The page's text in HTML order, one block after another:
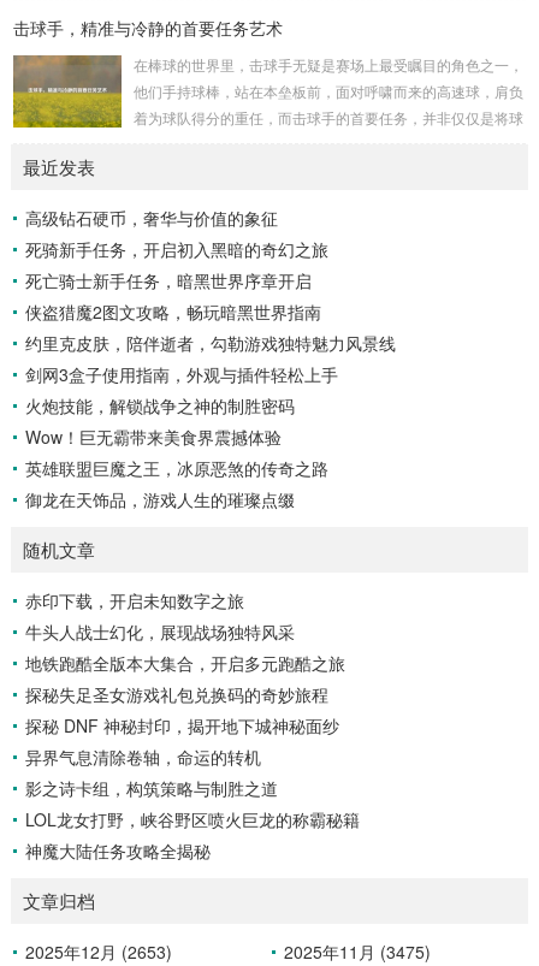
复杂多样的地形地貌，高耸入云的山脉连绵起伏，像是大自然
照耀下闪耀着刺眼的银光，仿佛是大自然赐予这片土地的皇
冠，而山脚下，则是一片郁郁葱葱的森林，森林里树木种类繁
多，高大的乔木遮天蔽日，阳光只能透过枝叶的缝隙...
击球手，精准与冷静的首要任务艺术
在棒球的世界里，击球手无疑是赛场上最受瞩目的角色之一，
他们手持球棒，站在本垒板前，面对呼啸而来的高速球，肩负
着为球队得分的重任，而击球手的首要任务，并非仅仅是将球
滑球，击球手需要在极短的时间内，准确判断球的速度、方向
和落点，然后调整自己的击球动作，这不仅要求击球手具备出
色的视力和反应能力,更需要大量的训练来培养对球...
最近发表
高级钻石硬币，奢华与价值的象征
死骑新手任务，开启初入黑暗的奇幻之旅
死亡骑士新手任务，暗黑世界序章开启
侠盗猎魔2图文攻略，畅玩暗黑世界指南
约里克皮肤，陪伴逝者，勾勒游戏独特魅力风景线
剑网3盒子使用指南，外观与插件轻松上手
火炮技能，解锁战争之神的制胜密码
Wow！巨无霸带来美食界震撼体验
英雄联盟巨魔之王，冰原恶煞的传奇之路
御龙在天饰品，游戏人生的璀璨点缀
随机文章
赤印下载，开启未知数字之旅
牛头人战士幻化，展现战场独特风采
地铁跑酷全版本大集合，开启多元跑酷之旅
探秘失足圣女游戏礼包兑换码的奇妙旅程
探秘 DNF 神秘封印，揭开地下城神秘面纱
异界气息清除卷轴，命运的转机
影之诗卡组，构筑策略与制胜之道
LOL龙女打野，峡谷野区喷火巨龙的称霸秘籍
神魔大陆任务攻略全揭秘
文章归档
2025年12月 (2653)
2025年11月 (3475)